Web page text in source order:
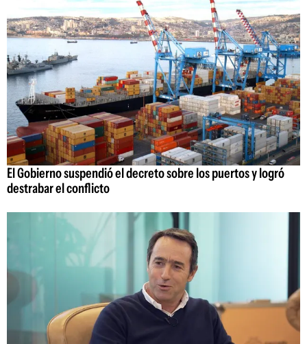
El Gobierno suspendió el decreto sobre los puertos y logró
destrabar el conflicto